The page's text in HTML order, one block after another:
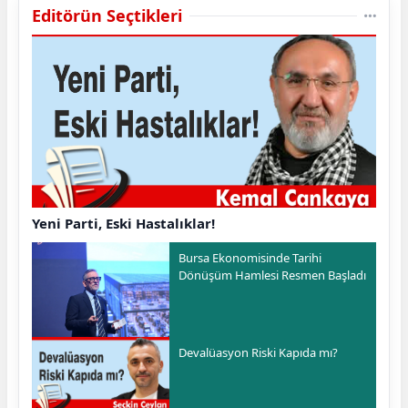
Editörün Seçtikleri
Yeni Parti, Eski Hastalıklar!
Bursa Ekonomisinde Tarihi
Dönüşüm Hamlesi Resmen Başladı
Devalüasyon Riski Kapıda mı?